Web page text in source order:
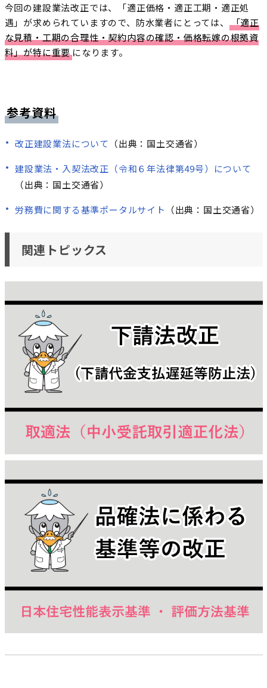
今回の建設業法改正では、「適正価格・適正工期・適正処
遇」が求められていますので、防水業者にとっては、
「適正
な見積・工期の合理性・契約内容の確認・価格転嫁の根拠資
料」が特に重要になります。
参考資料
改正建設業法について （出典：国土交通省）
建設業法・入契法改正（令和６年法律第49号）について
（出典：国土交通省）
労務費に関する基準ポータルサイト
（出典：国土交通省）
関連トピックス